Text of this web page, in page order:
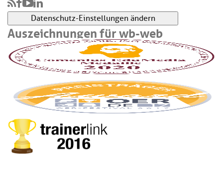
Datenschutz-Einstellungen ändern
Auszeichnungen für wb-web